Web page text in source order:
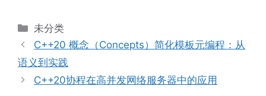
分
类
未分类
C++20 概念（Concepts）简化模板元编程：从
语义到实践
C++20协程在高并发网络服务器中的应用